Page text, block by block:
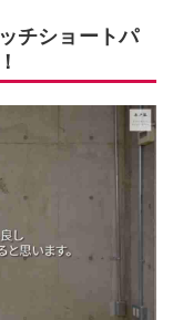
チショートパ